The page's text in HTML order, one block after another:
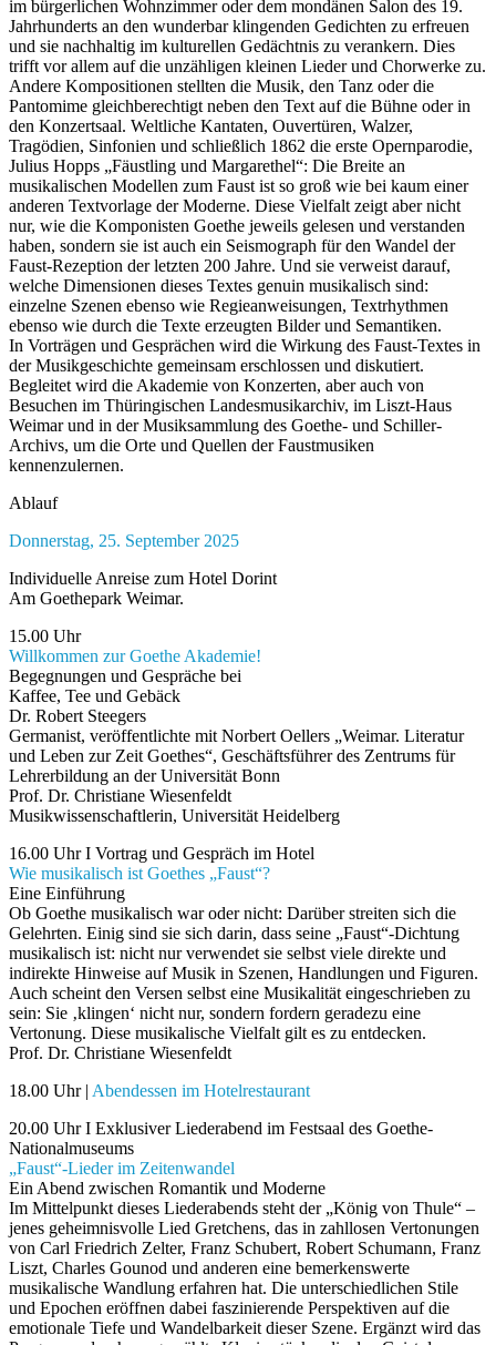
im bürgerlichen Wohnzimmer oder dem mondänen Salon des 19.
Jahrhunderts an den wunderbar klingenden Gedichten zu erfreuen
und sie nachhaltig im kulturellen Gedächtnis zu verankern. Dies
trifft vor allem auf die unzähligen kleinen Lieder und Chorwerke zu.
Andere Kompositionen stellten die Musik, den Tanz oder die
Pantomime gleichberechtigt neben den Text auf die Bühne oder in
den Konzertsaal. Weltliche Kantaten, Ouvertüren, Walzer,
Tragödien, Sinfonien und schließlich 1862 die erste Opernparodie,
Julius Hopps „Fäustling und Margarethel“: Die Breite an
musikalischen Modellen zum Faust ist so groß wie bei kaum einer
anderen Textvorlage der Moderne. Diese Vielfalt zeigt aber nicht
nur, wie die Komponisten Goethe jeweils gelesen und verstanden
haben, sondern sie ist auch ein Seismograph für den Wandel der
Faust-Rezeption der letzten 200 Jahre. Und sie verweist darauf,
welche Dimensionen dieses Textes genuin musikalisch sind:
einzelne Szenen ebenso wie Regieanweisungen, Textrhythmen
ebenso wie durch die Texte erzeugten Bilder und Semantiken.
In Vorträgen und Gesprächen wird die Wirkung des Faust-Textes in
der Musikgeschichte gemeinsam erschlossen und diskutiert.
Begleitet wird die Akademie von Konzerten, aber auch von
Besuchen im Thüringischen Landesmusikarchiv, im Liszt-Haus
Weimar und in der Musiksammlung des Goethe- und Schiller-
Archivs, um die Orte und Quellen der Faustmusiken
kennenzulernen.
Ablauf
Donnerstag, 25. September 2025
Individuelle Anreise zum Hotel Dorint
Am Goethepark Weimar.
15.00 Uhr
Willkommen zur Goethe Akademie!
Begegnungen und Gespräche bei
Kaffee, Tee und Gebäck
Dr. Robert Steegers
Germanist, veröffentlichte mit Norbert Oellers „Weimar. Literatur
und Leben zur Zeit Goethes“, Geschäftsführer des Zentrums für
Lehrerbildung an der Universität Bonn
Prof. Dr. Christiane Wiesenfeldt
Musikwissenschaftlerin, Universität Heidelberg
16.00 Uhr I Vortrag und Gespräch im Hotel
Wie musikalisch ist Goethes „Faust“?
Eine Einführung
Ob Goethe musikalisch war oder nicht: Darüber streiten sich die
Gelehrten. Einig sind sie sich darin, dass seine „Faust“-Dichtung
musikalisch ist: nicht nur verwendet sie selbst viele direkte und
indirekte Hinweise auf Musik in Szenen, Handlungen und Figuren.
Auch scheint den Versen selbst eine Musikalität eingeschrieben zu
sein: Sie ‚klingen‘ nicht nur, sondern fordern geradezu eine
Vertonung. Diese musikalische Vielfalt gilt es zu entdecken.
Prof. Dr. Christiane Wiesenfeldt
18.00 Uhr | Abendessen im Hotelrestaurant
20.00 Uhr I Exklusiver Liederabend im Festsaal des Goethe-
Nationalmuseums
„Faust“-Lieder im Zeitenwandel
Ein Abend zwischen Romantik und Moderne
Im Mittelpunkt dieses Liederabends steht der „König von Thule“ –
jenes geheimnisvolle Lied Gretchens, das in zahllosen Vertonungen
von Carl Friedrich Zelter, Franz Schubert, Robert Schumann, Franz
Liszt, Charles Gounod und anderen eine bemerkenswerte
musikalische Wandlung erfahren hat. Die unterschiedlichen Stile
und Epochen eröffnen dabei faszinierende Perspektiven auf die
emotionale Tiefe und Wandelbarkeit dieser Szene. Ergänzt wird das